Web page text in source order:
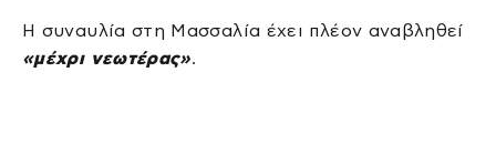
Η συναυλία στη Μασσαλία έχει πλέον αναβληθεί
«μέχρι νεωτέρας».